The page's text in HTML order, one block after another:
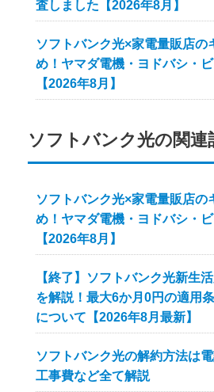
査しました【2026年8月】
ソフトバンク光×家電量販店の
め！ヤマダ電機・ヨドバシ・
【2026年8月】
ソフトバンク光の関連
ソフトバンク光×家電量販店の
め！ヤマダ電機・ヨドバシ・
【2026年8月】
【終了】ソフトバンク光新生
を解説！最大6か月0円の適用
について【2026年8月最新】
ソフトバンク光の解約方法は
工事費など全て解説